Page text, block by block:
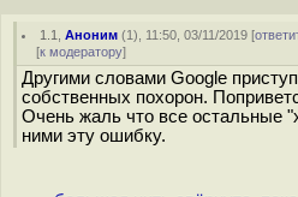
1.1 ,Аноним (1), 11:50, 03/11/2019 [
[к модератору]
Другими словами Google
собственных похорон.
Очень жаль что все остальные
ними эту ошибку.